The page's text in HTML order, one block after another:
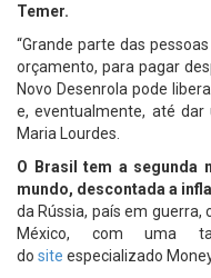
Temer.
“Grande parte das
orçamento, para pagar
Novo Desenrola pode
e, eventualmente, até dar
Maria Lourdes.
O Brasil tem a segunda
mundo, descontada a
da Rússia, país em guerra,
México, com uma
do site especializado